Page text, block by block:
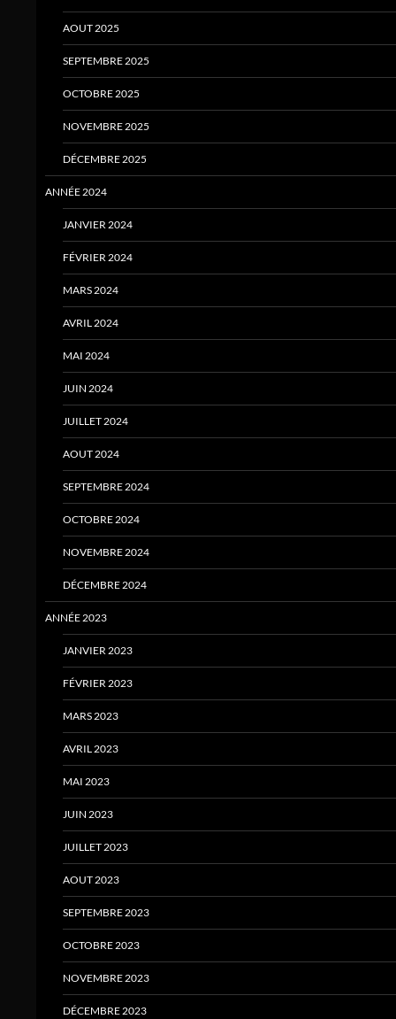
AOUT 2025
SEPTEMBRE 2025
OCTOBRE 2025
NOVEMBRE 2025
DÉCEMBRE 2025
ANNÉE 2024
JANVIER 2024
FÉVRIER 2024
MARS 2024
AVRIL 2024
MAI 2024
JUIN 2024
JUILLET 2024
AOUT 2024
SEPTEMBRE 2024
OCTOBRE 2024
NOVEMBRE 2024
DÉCEMBRE 2024
ANNÉE 2023
JANVIER 2023
FÉVRIER 2023
MARS 2023
AVRIL 2023
MAI 2023
JUIN 2023
JUILLET 2023
AOUT 2023
SEPTEMBRE 2023
OCTOBRE 2023
NOVEMBRE 2023
DÉCEMBRE 2023